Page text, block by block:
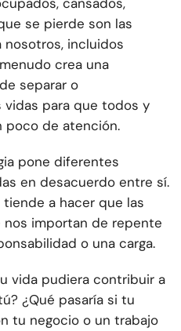
se pierde son las
nosotros, incluidos
crea una
separar o
para que todos y
poco de atención.
pone diferentes
en desacuerdo entre sí.
a hacer que las
nos importan de repente
o una carga.
vida pudiera contribuir a
¿Qué pasaría si tu
tu negocio o un trabajo